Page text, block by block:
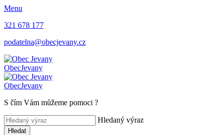
Menu
321 678 177
podatelna@obecjevany.cz
ObecJevany
ObecJevany
S čím Vám můžeme pomoci ?
Hledaný výraz
Hledat